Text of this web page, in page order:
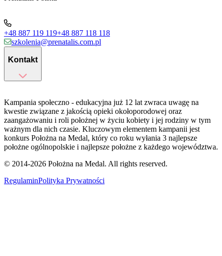
+48 887 119 119+48 887 118 118
szkolenia@prenatalis.com.pl
Kontakt
Kampania społeczno - edukacyjna już 12 lat zwraca uwagę na
kwestie związane z jakością opieki okołoporodowej oraz
zaangażowaniu i roli położnej w życiu kobiety i jej rodziny w tym
ważnym dla nich czasie. Kluczowym elementem kampanii jest
konkurs Położna na Medal, który co roku wyłania 3 najlepsze
położne ogólnopolskie i najlepsze położne z każdego województwa.
© 2014-2026 Położna na Medal. All rights reserved.
RegulaminPolityka Prywatności